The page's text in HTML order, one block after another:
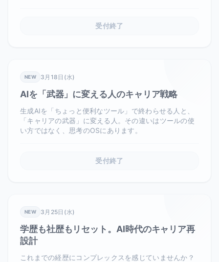
受付終了
NEW 3月18日(水)
AIを「武器」に変える人のキャリア戦略
生成AIを「ちょっと便利なツール」で終わらせる人と、
「キャリアの武器」に変える人。その違いはツールの使
い方ではなく、思考のOSにあります。
受付終了
NEW 3月25日(水)
学歴も社歴もリセット。AI時代のキャリア再
設計
これまでの経歴にコンプレックスを感じていませんか？